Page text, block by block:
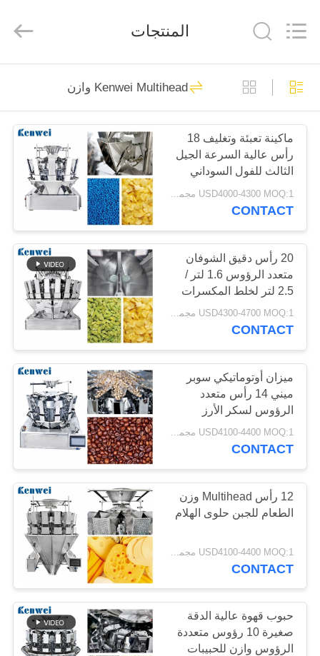
منزل
المنتجات
حول
جولة
في
المعمل
ضبط
الجودة
اتصل
طلب
اقتباس
الموقع
PRIVACY
POLICY
Machinery
Co.,
Rights
آلة وزن متعددة
الرؤوس
Kenwei Multihead
وازن
86
10 رؤوس متعددة
الرؤوس وازن
39
14 رأس متعدد
الرؤوس وازن
المنتجات
Kenwei Multihead وازن
ماكينة تعبئة وتغليف 18
رأس عالية السرعة الجيل
الثالث للفول السوداني
واللوز
USD4000-4300 MOQ:1 مجموعة
CONTACT
20 رأس دقيق الشوفان
متعدد الرؤوس 1.6 لتر /
2.5 لتر لخلط المكسرات
USD4300-4700 MOQ:1 مجموعة
CONTACT
ميزان أوتوماتيكي سوبر
ميني 14 رأس متعدد
الرؤوس لسكر الأرز
USD4100-4400 MOQ:1 مجموعة
CONTACT
12 رأس Multihead وزن
الطعام للجبن حلوى الهلام
CONTACT
حبوب قهوة عالية الدقة
صغيرة 10 رؤوس متعددة
الرؤوس وازن للحبيبات